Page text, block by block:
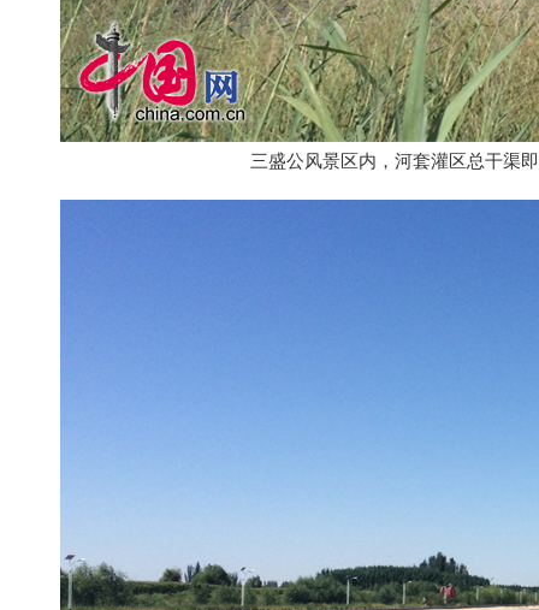
三盛公风景区内，河套灌区总干渠